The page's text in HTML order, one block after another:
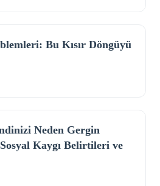
Bu Kısır Döngüyü
Neden Gergin
Kaygı Belirtileri ve